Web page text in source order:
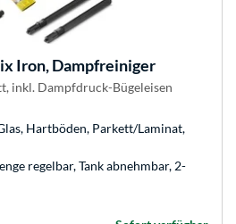
Iron, Dampfreiniger
inkl. Dampfdruck-Bügeleisen
Hartböden, Parkett/Laminat,
regelbar, Tank abnehmbar, 2-